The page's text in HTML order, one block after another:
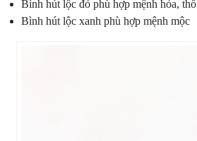
Bình hút lộc đỏ phù hợp mệnh hỏa, thổ
Bình hút lộc xanh phù hợp mệnh mộc